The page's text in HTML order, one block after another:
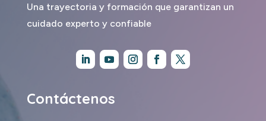
Una trayectoria y formación que garantizan un
cuidado experto y confiable
Contáctenos